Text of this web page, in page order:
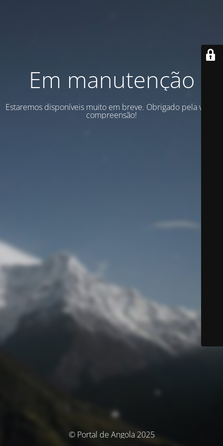
Em manutenção
Estaremos disponíveis muito em breve. Obrigado pela vossa
compreensão!
© Portal de Angola 2025